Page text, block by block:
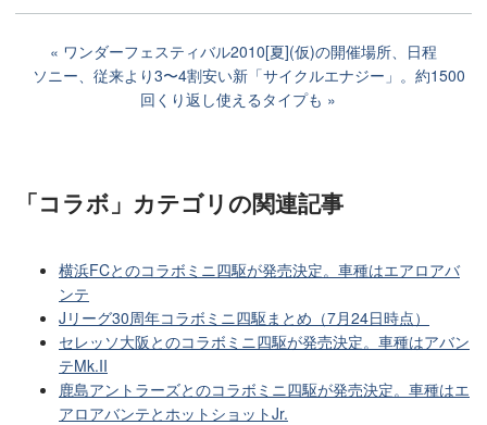
ワンダーフェスティバル2010[夏](仮)の開催場所、日程
ソニー、従来より3〜4割安い新「サイクルエナジー」。約1500
回くり返し使えるタイプも
「コラボ」カテゴリの関連記事
横浜FCとのコラボミニ四駆が発売決定。車種はエアロアバ
ンテ
Jリーグ30周年コラボミニ四駆まとめ（7月24日時点）
セレッソ大阪とのコラボミニ四駆が発売決定。車種はアバン
テMk.II
鹿島アントラーズとのコラボミニ四駆が発売決定。車種はエ
アロアバンテとホットショットJr.